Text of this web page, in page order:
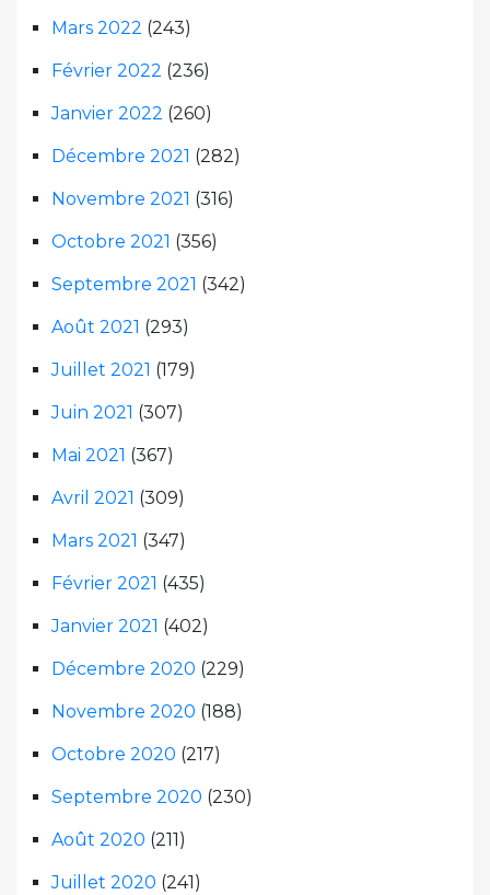
Mars 2022 (243)
Février 2022 (236)
Janvier 2022 (260)
Décembre 2021 (282)
Novembre 2021 (316)
Octobre 2021 (356)
Septembre 2021 (342)
Août 2021 (293)
Juillet 2021 (179)
Juin 2021 (307)
Mai 2021 (367)
Avril 2021 (309)
Mars 2021 (347)
Février 2021 (435)
Janvier 2021 (402)
Décembre 2020 (229)
Novembre 2020 (188)
Octobre 2020 (217)
Septembre 2020 (230)
Août 2020 (211)
Juillet 2020 (241)